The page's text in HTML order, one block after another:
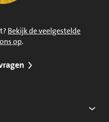
Bekijk de veelgestelde
op.